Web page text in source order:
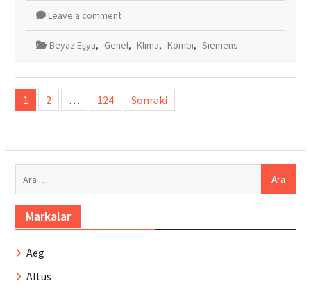
Leave a comment
Beyaz Eşya, Genel, Klima, Kombi, Siemens
Yazı
sayfalandırması
1 2 … 124 Sonraki
Markalar
Aeg
Altus